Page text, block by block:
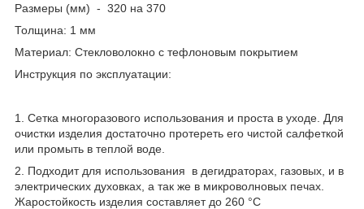
Размеры (мм) - 320 на 370
Толщина: 1 мм
Материал: Стекловолокно с тефлоновым покрытием
Инструкция по эксплуатации:
1. Сетка многоразового использования и проста в уходе. Для
очистки изделия достаточно протереть его чистой салфеткой
или промыть в теплой воде.
2. Подходит для использования в дегидраторах, газовых, и в
электрических духовках, а так же в микроволновых печах.
Жаростойкость изделия составляет до 260 °С